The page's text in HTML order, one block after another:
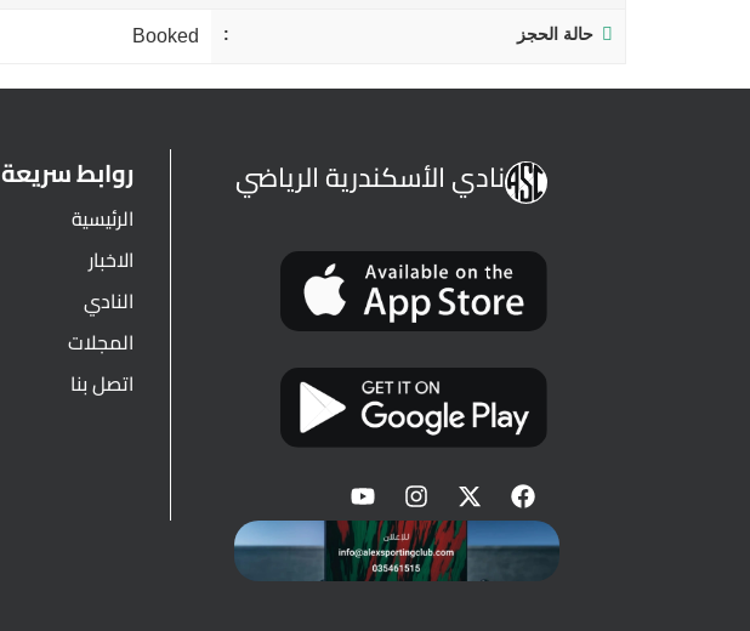
حالة الحجز Booked
نادي الأسكندرية الرياضي روابط سريعة
الرئيسية
الاخبار
النادي
المجلات
اتصل بنا